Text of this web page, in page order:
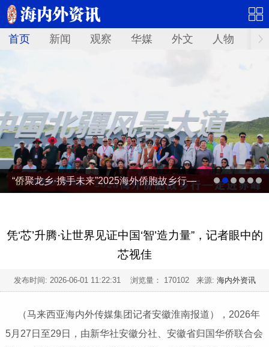
首页 新闻 观察 华媒 外文 人物 华
“侨聚龙乡·携手未来”2025海外侨胞故乡行—
凭‘芯’升腾·让世界见证中国‘智’造力量”，记者眼中的
芯视佳
发布时间: 2026-06-01 11:22:31 浏览量： 170102 来源: 海内外资讯
（马来西亚海内外传媒集团记者安徽淮南报道），2026年
5月27日至29日，由新华社安徽分社、安徽省归国华侨联合会